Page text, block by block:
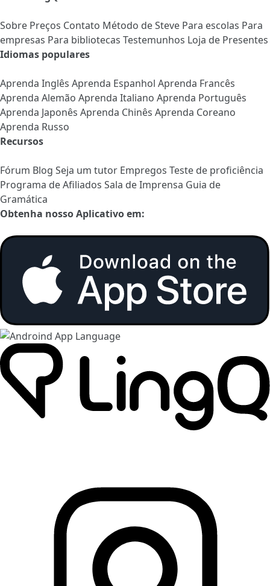
Sobre Preços Contato Método de Steve Para escolas Para
empresas Para bibliotecas Testemunhos Loja de Presentes
Idiomas populares
Aprenda Inglês Aprenda Espanhol Aprenda Francês
Aprenda Alemão Aprenda Italiano Aprenda Português
Aprenda Japonês Aprenda Chinês Aprenda Coreano
Aprenda Russo
Recursos
Fórum Blog Seja um tutor Empregos Teste de proficiência
Programa de Afiliados Sala de Imprensa Guia de
Gramática
Obtenha nosso Aplicativo em: